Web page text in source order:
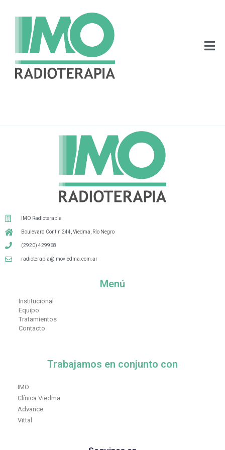
IMO Radioterapia
Boulevard Contin 244, Viedma, Río Negro
(2920) 429968
radioterapia@imoviedma.com.ar
Menú
Institucional
Equipo
Tratamientos
Contacto
Trabajamos en conjunto con
IMO
Clínica Viedma
Advance
Vittal